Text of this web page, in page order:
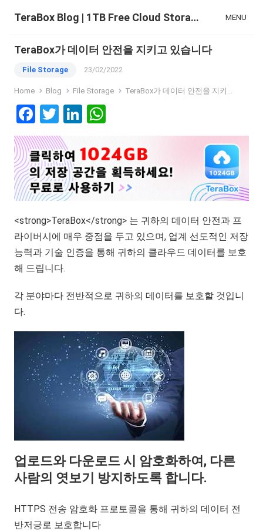
TeraBox Blog | 1TB Free Cloud Storage & All-in-One AI Space MENU
TeraBox가 데이터 안전을 지키고 있습니다
File Storage 23/02/2022
Home Blog File Storage TeraBox가 데이터 안전을 지키고 있습니다
F
a
ce
b
o
o
k
T
wi
tt
er
Li
ke
dI
n
at
s
A
p
<strong>TeraBox</strong> 는 귀하의 데이터 안전과 프
라이버시에 매우 중점을 두고 있으며, 업계 선도적인 저장
능력과 기술 인증을 통해 귀하의 클라우드 데이터를 보호
해 드립니다.
각 분야마다 전반적으로 귀하의 데이터를 보호할 것입니
다.
업로드와 다운로드 시 암호화하여, 다른
사람의 엿보기 방지하도록 합니다.
HTTPS 전송 암호화 프로토콜을 통해 귀하의 데이터 전
반저긍로 보호합니다